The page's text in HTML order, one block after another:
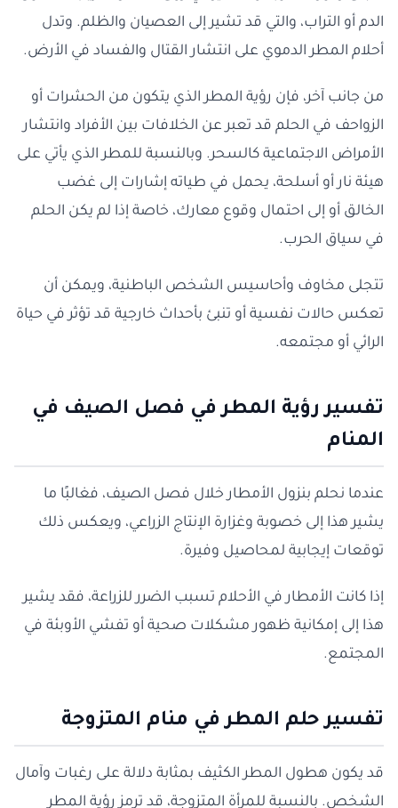
الدم أو التراب، والتي قد تشير إلى العصيان والظلم. وتدل
أحلام المطر الدموي على انتشار القتال والفساد في الأرض.
من جانب آخر، فإن رؤية المطر الذي يتكون من الحشرات أو
الزواحف في الحلم قد تعبر عن الخلافات بين الأفراد وانتشار
الأمراض الاجتماعية كالسحر. وبالنسبة للمطر الذي يأتي على
هيئة نار أو أسلحة، يحمل في طياته إشارات إلى غضب
الخالق أو إلى احتمال وقوع معارك، خاصة إذا لم يكن الحلم
في سياق الحرب.
تتجلى مخاوف وأحاسيس الشخص الباطنية، ويمكن أن
تعكس حالات نفسية أو تنبئ بأحداث خارجية قد تؤثر في حياة
الرائي أو مجتمعه.
تفسير رؤية المطر في فصل الصيف في
المنام
عندما نحلم بنزول الأمطار خلال فصل الصيف، فغالبًا ما
يشير هذا إلى خصوبة وغزارة الإنتاج الزراعي، ويعكس ذلك
توقعات إيجابية لمحاصيل وفيرة.
إذا كانت الأمطار في الأحلام تسبب الضرر للزراعة، فقد يشير
هذا إلى إمكانية ظهور مشكلات صحية أو تفشي الأوبئة في
المجتمع.
تفسير حلم المطر في منام المتزوجة
قد يكون هطول المطر الكثيف بمثابة دلالة على رغبات وآمال
الشخص. بالنسبة للمرأة المتزوجة، قد ترمز رؤية المطر